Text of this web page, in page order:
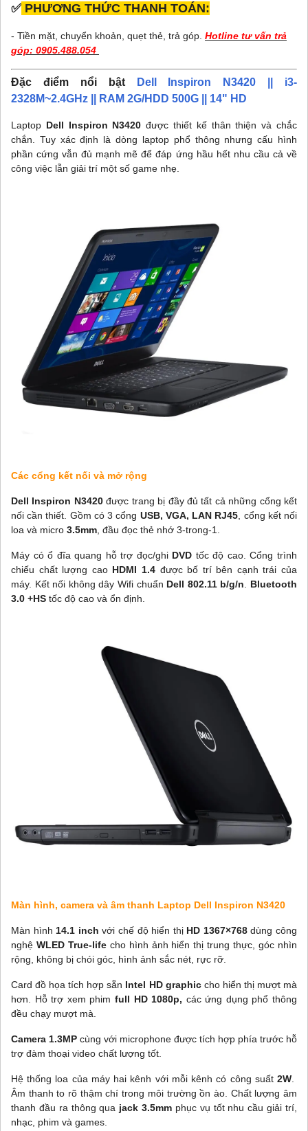
✅ PHƯƠNG THỨC THANH TOÁN:
- Tiền mặt, chuyển khoản, quẹt thẻ, trả góp. Hotline tư vấn trả
góp: 0905.488.054
Đặc điểm nổi bật
Dell Inspiron N3420 || i3-
2328M~2.4GHz || RAM 2G/HDD 500G || 14" HD
Laptop Dell Inspiron N3420 được thiết kế thân thiện và chắc
chắn. Tuy xác định là dòng laptop phổ thông nhưng cấu hình
phần cứng vẫn đủ mạnh mẽ để đáp ứng hầu hết nhu cầu cả về
công việc lẫn giải trí một số game nhẹ.
Các cổng kết nối và mở rộng
Dell Inspiron N3420được trang bị đầy đủ tất cả những cổng kết
nối cần thiết. Gồm có 3 cổng USB, VGA, LAN RJ45 , cổng kết nối
loa và micro 3.5mm , đầu đọc thẻ nhớ 3-trong-1.
Máy có ổ đĩa quang hỗ trợ đọc/ghi DVD tốc độ cao. Cổng trình
chiếu chất lượng cao HDMI 1.4được bố trí bên cạnh trái của
máy. Kết nối không dây Wifi chuẩn Dell 802.11 b/g/n
Bluetooth
3.0 +HS tốc độ cao và ổn định.
Màn hình, camera và âm thanh Laptop Dell Inspiron N3420
Màn hình 14.1 inch với chế độ hiển thị HD 1367×768dùng công
nghệ WLED True-lifecho hình ảnh hiển thị trung thực, góc nhìn
rộng, không bị chói góc, hình ảnh sắc nét, rực rỡ.
Card đồ họa tích hợp sẵn Intel HD graphiccho hiển thị mượt mà
hơn. Hỗ trợ xem phim full HD 1080p, các ứng dụng phổ thông
đều chạy mượt mà.
Camera 1.3MP cùng với microphone được tích hợp phía trước hỗ
trợ đàm thoại video chất lượng tốt.
Hệ thống loa của máy hai kênh với mỗi kênh có công suất 2W
Âm thanh to rõ thậm chí trong môi trường ồn ào. Chất lượng âm
thanh đầu ra thông qua jack 3.5mm phục vụ tốt nhu cầu giải trí,
nhạc, phim và games.